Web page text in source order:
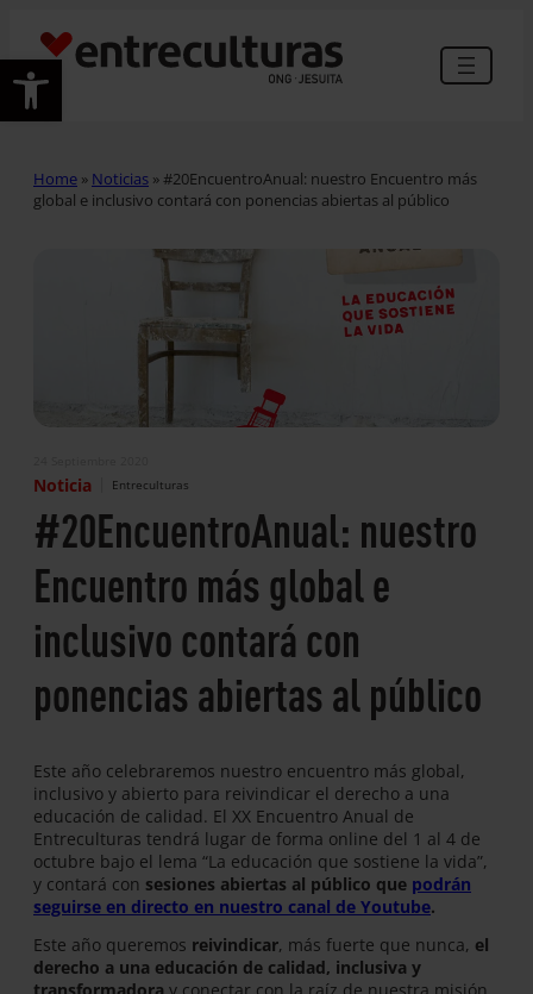
Abrir barra de herramientas
Home » Noticias »#20EncuentroAnual: nuestro Encuentro más
global e inclusivo contará con ponencias abiertas al público
Noticia Entreculturas
#20EncuentroAnual: nuestro
Encuentro más global e
inclusivo contará con
ponencias abiertas al público
Este año celebraremos nuestro encuentro más global,
inclusivo y abierto para reivindicar el derecho a una
educación de calidad. El XX Encuentro Anual de
Entreculturas tendrá lugar de forma online del 1 al 4 de
octubre bajo el lema “La educación que sostiene la vida”,
y contará con sesiones abiertas al público que podrán
seguirse en directo en nuestro canal de Youtube.
Este año queremos reivindicar, más fuerte que nunca, el
derecho a una educación de calidad, inclusiva y
transformadora y conectar con la raíz de nuestra misión